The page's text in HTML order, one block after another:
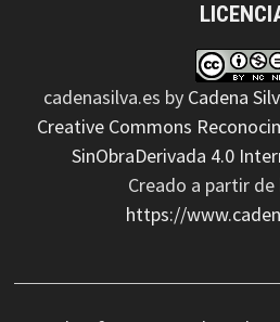
cadenasilva.es by Cadena
Creative Commons
SinObraDerivada 4.0
Creado a partir de
https://